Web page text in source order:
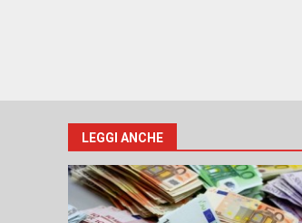
LEGGI ANCHE